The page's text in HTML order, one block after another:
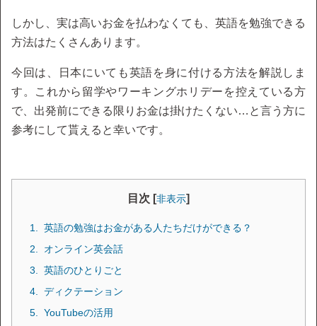
しかし、実は高いお金を払わなくても、英語を勉強できる
方法はたくさんあります。
今回は、日本にいても英語を身に付ける方法を解説しま
す。これから留学やワーキングホリデーを控えている方
で、出発前にできる限りお金は掛けたくない…と言う方に
参考にして貰えると幸いです。
目次 [非表示]
英語の勉強はお金がある人たちだけができる？
オンライン英会話
英語のひとりごと
ディクテーション
YouTubeの活用